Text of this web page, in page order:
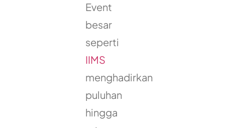
Event
besar
seperti
IIMS
menghadirkan
puluhan
hingga